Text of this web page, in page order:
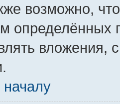
возможно,
определённых
вложения,
началу